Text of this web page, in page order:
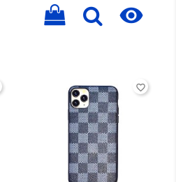

favorite_border